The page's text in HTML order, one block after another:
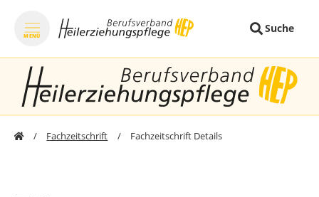
MENÜ
Suche
zum Inhalt springen
Fachzeitschrift Fachzeitschrift Details